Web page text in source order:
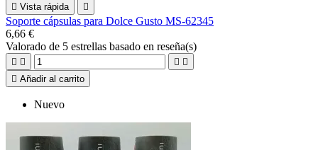
 Vista rápida 
Soporte cápsulas para Dolce Gusto MS-62345
6,66 €
Valorado de 5 estrellas basado en reseña(s)
   
 Añadir al carrito
Nuevo